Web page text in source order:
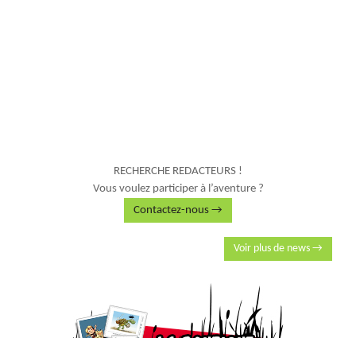
RECHERCHE REDACTEURS !
Vous voulez participer à l’aventure ?
Contactez-nous →
Voir plus de news →